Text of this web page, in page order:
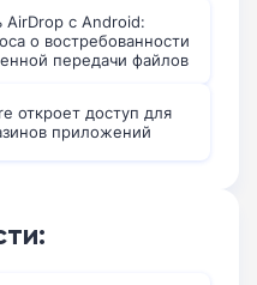
с Android:
о востребованности
передачи файлов
откроет доступ для
приложений